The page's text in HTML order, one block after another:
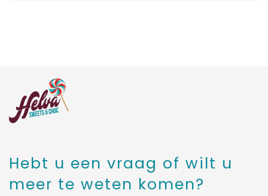
Hebt u een vraag of wilt u
meer te weten komen?